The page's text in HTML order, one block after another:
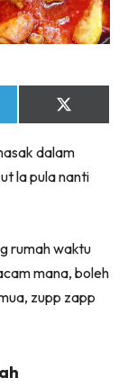
Share
on
(Twitter)
dalam
la pula nanti
rumah waktu
mana, boleh
zupp zapp